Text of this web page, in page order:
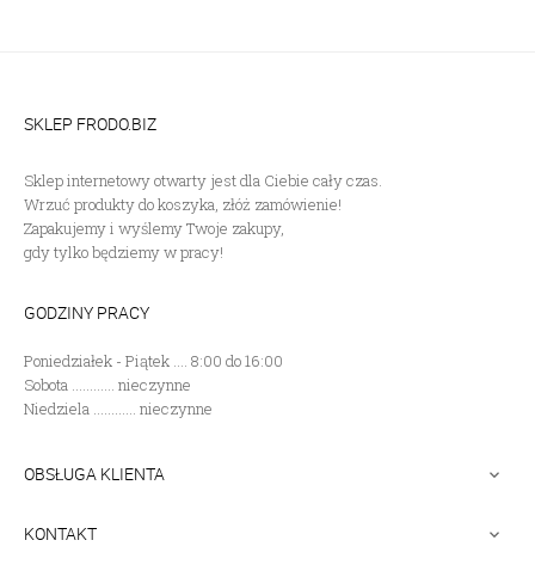
SKLEP FRODO.BIZ
Sklep internetowy otwarty jest dla Ciebie cały czas.
Wrzuć produkty do koszyka, złóż zamówienie!
Zapakujemy i wyślemy Twoje zakupy,
gdy tylko będziemy w pracy!
GODZINY PRACY
Poniedziałek - Piątek .... 8:00 do 16:00
Sobota ............ nieczynne
Niedziela ............ nieczynne
OBSŁUGA KLIENTA 
KONTAKT 